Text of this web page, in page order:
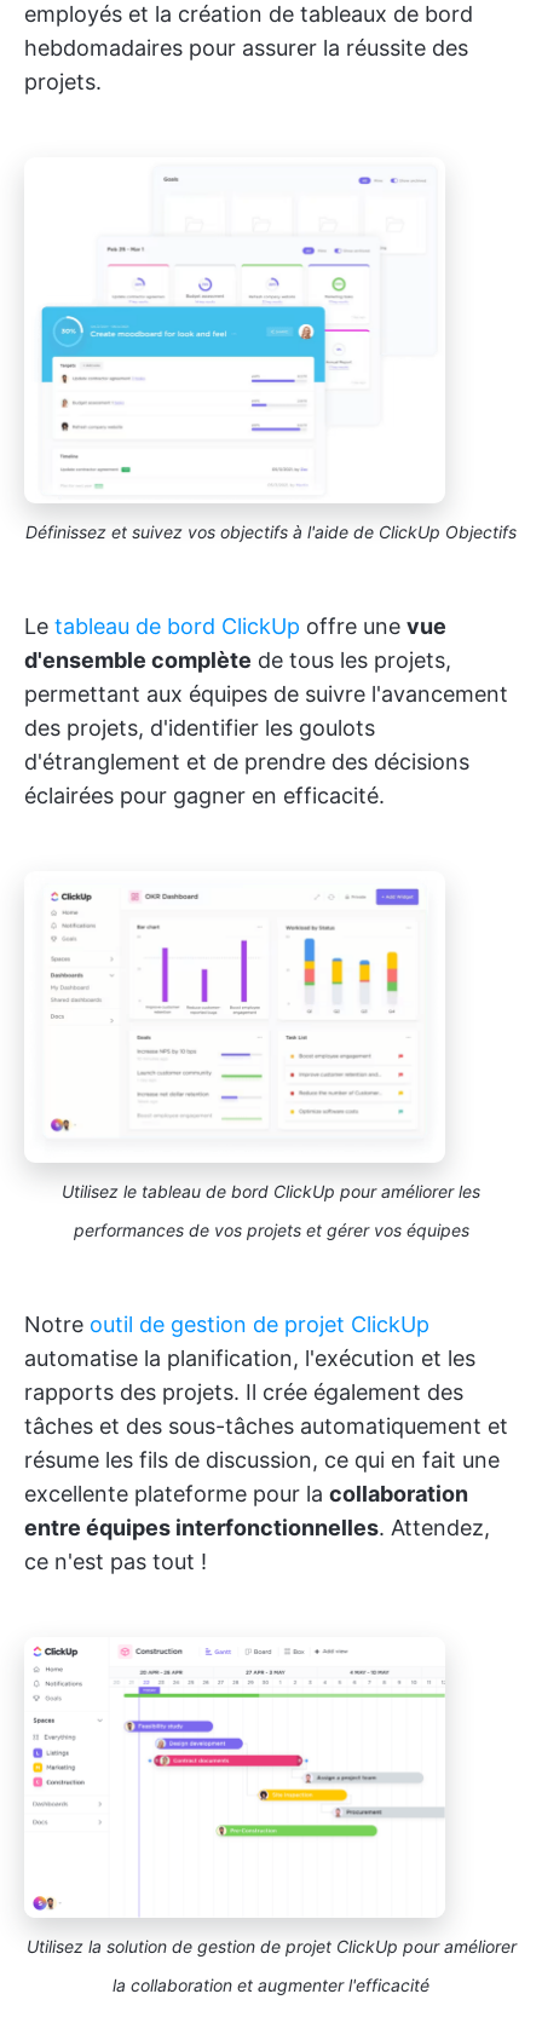
employés et la création de tableaux de bord
hebdomadaires pour assurer la réussite des
projets.
Définissez et suivez vos objectifs à l'aide de ClickUp Objectifs
Le tableau de bord ClickUp offre une vue
d'ensemble complète de tous les projets,
permettant aux équipes de suivre l'avancement
des projets, d'identifier les goulots
d'étranglement et de prendre des décisions
éclairées pour gagner en efficacité.
Utilisez le tableau de bord ClickUp pour améliorer les
performances de vos projets et gérer vos équipes
Notre outil de gestion de projet ClickUp
automatise la planification, l'exécution et les
rapports des projets. Il crée également des
tâches et des sous-tâches automatiquement et
résume les fils de discussion, ce qui en fait une
excellente plateforme pour la collaboration
entre équipes interfonctionnelles. Attendez,
ce n'est pas tout !
Utilisez la solution de gestion de projet ClickUp pour améliorer
la collaboration et augmenter l'efficacité